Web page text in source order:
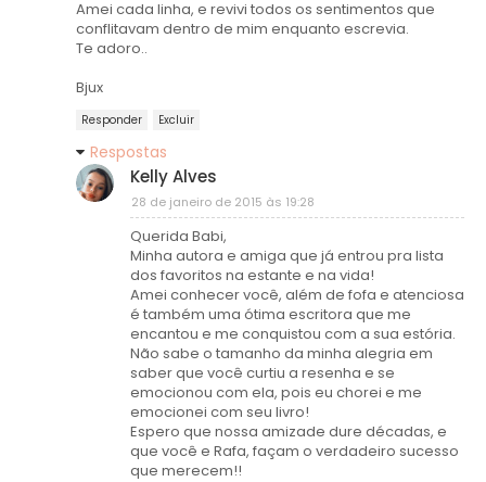
Amei cada linha, e revivi todos os sentimentos que
conflitavam dentro de mim enquanto escrevia.
Te adoro..
Bjux
Responder Excluir
Respostas
Kelly Alves
28 de janeiro de 2015 às 19:28
Querida Babi,
Minha autora e amiga que já entrou pra lista
dos favoritos na estante e na vida!
Amei conhecer você, além de fofa e atenciosa
é também uma ótima escritora que me
encantou e me conquistou com a sua estória.
Não sabe o tamanho da minha alegria em
saber que você curtiu a resenha e se
emocionou com ela, pois eu chorei e me
emocionei com seu livro!
Espero que nossa amizade dure décadas, e
que você e Rafa, façam o verdadeiro sucesso
que merecem!!